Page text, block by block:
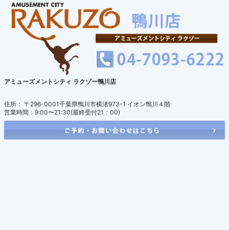
アミューズメントシティ ラクゾー鴨川店
住所： 〒296-0001千葉県鴨川市横渚973-1 イオン鴨川４階
営業時間：9:00〜21:30(最終受付21：00)